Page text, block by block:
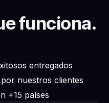
funciona.
entregados
nuestros clientes
+15 países